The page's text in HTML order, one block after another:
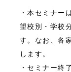
・本セミナー
望校別・学校
す。なお、各
します。
・セミナー終